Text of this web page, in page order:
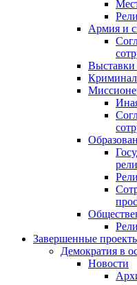
Армия и
Криминал
Завершенные
Демократия в
Новости